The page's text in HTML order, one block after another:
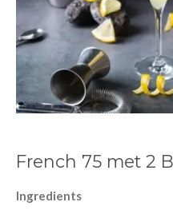
French 75 met 2
Ingredients